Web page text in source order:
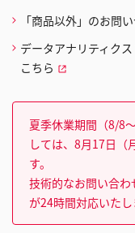
「商品以外」のお問
データアナリティク
こちら
夏季休業期間（8/8
しては、8月17日（
す。
技術的なお問い合わ
が24時間対応いたし